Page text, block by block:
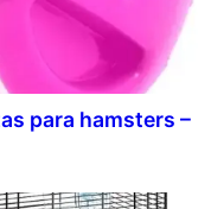
para hamsters –